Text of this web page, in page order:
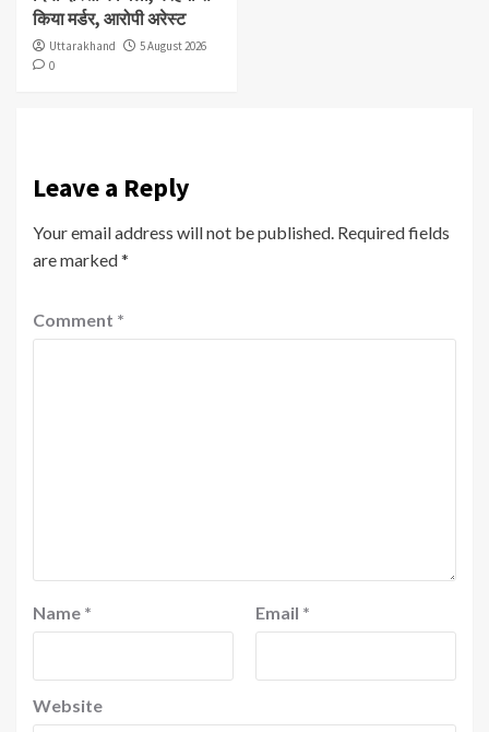
किया मर्डर, आरोपी अरेस्ट
Uttarakhand
5 August 2026
0
Leave a Reply
Your email address will not be published. Required fields
are marked*
Comment *
Name * Email *
Website